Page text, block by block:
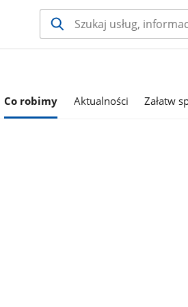
Co robimy Aktualności Załatw